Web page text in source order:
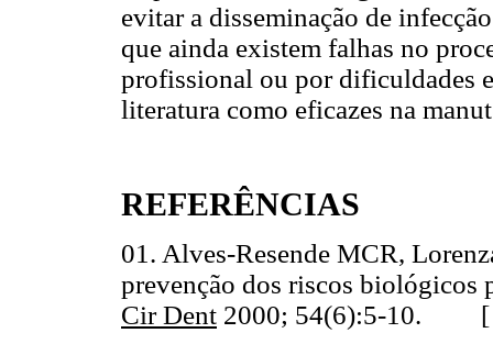
evitar a disseminação de
que ainda existem falhas no
profissional ou por dificuldades
literatura como eficazes na
REFERÊNCIAS
01. Alves-Resende MCR,
prevenção dos riscos biológicos
Cir Dent 2000; 54(6):5-10.